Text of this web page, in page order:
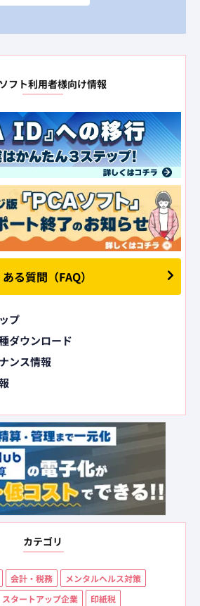
フト利用者様向け情報
る質問（FAQ）
プ
ダウンロード
ンス情報
カテゴリ
会計・税務
メンタルヘルス対策
スタートアップ企業 印紙税